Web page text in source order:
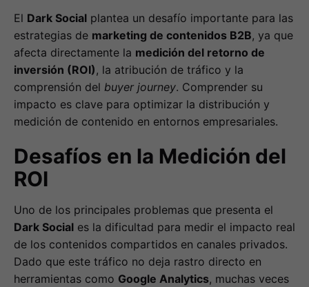
El Dark Social plantea un desafío importante para las
estrategias de marketing de contenidos B2B, ya que
afecta directamente la medición del retorno de
inversión (ROI) , la atribución de tráfico y la
comprensión del buyer journey. Comprender su
impacto es clave para optimizar la distribución y
medición de contenido en entornos empresariales.
Desafíos en la Medición del
ROI
Uno de los principales problemas que presenta el
Dark Social es la dificultad para medir el impacto real
de los contenidos compartidos en canales privados.
Dado que este tráfico no deja rastro directo en
herramientas como Google Analytics, muchas veces